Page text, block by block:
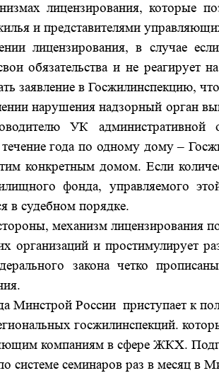
лицензирования, которые
и представителями
лицензирования, в случае
обязательства и не реагирует
заявление в Госжилинспекцию,
нарушения надзорный орган
УК административной
течение года по одному дому –
конкретным домом. Если
фонда, управляемого
в судебном порядке.
механизм лицензирования
организаций и простимулирует
закона четко
Минстрой России приступает к
госжилинспекций.
компаниям в сфере ЖКХ.
системе семинаров раз в месяц в